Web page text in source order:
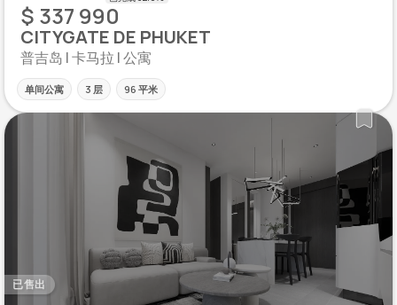
$ 337 990
CITYGATE DE PHUKET
普吉岛 | 卡马拉 | 公寓
单间公寓 3 层 96 平米
已售出